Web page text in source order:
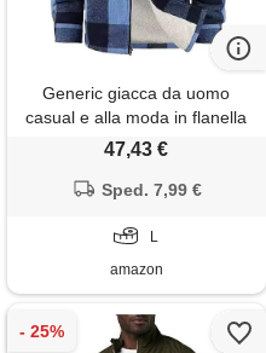
Generic giacca da uomo
casual e alla moda in flanella
scozzese con cerniera
cappotto invernale giacca in
uomo, blu, l
47,43 €
Sped. 7,99 €
L
amazon